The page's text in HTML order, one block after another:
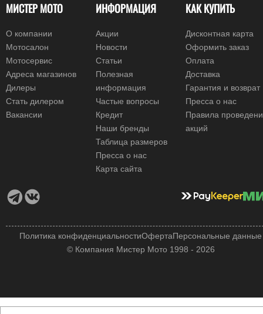
МИСТЕР МОТО
О компании
Мотосалон
Мотосервис
Адреса магазинов
Дилеры
Стать дилером
Вакансии
ИНФОРМАЦИЯ
Акции
Новости
Статьи
Полезная
информация
Частые вопросы
Кредит
Наши бренды
Таблица размеров
Пресса о нас
Карта сайта
КАК КУПИТЬ
Дисконтная карта
Оформить заказ
Оплата
Доставка
Гарантия и возврат
Пресса о нас
Правила
акций
© Компания Мистер Мото 1998 - 2026
Политика конфиденциальностиОфертаПерсональные данные